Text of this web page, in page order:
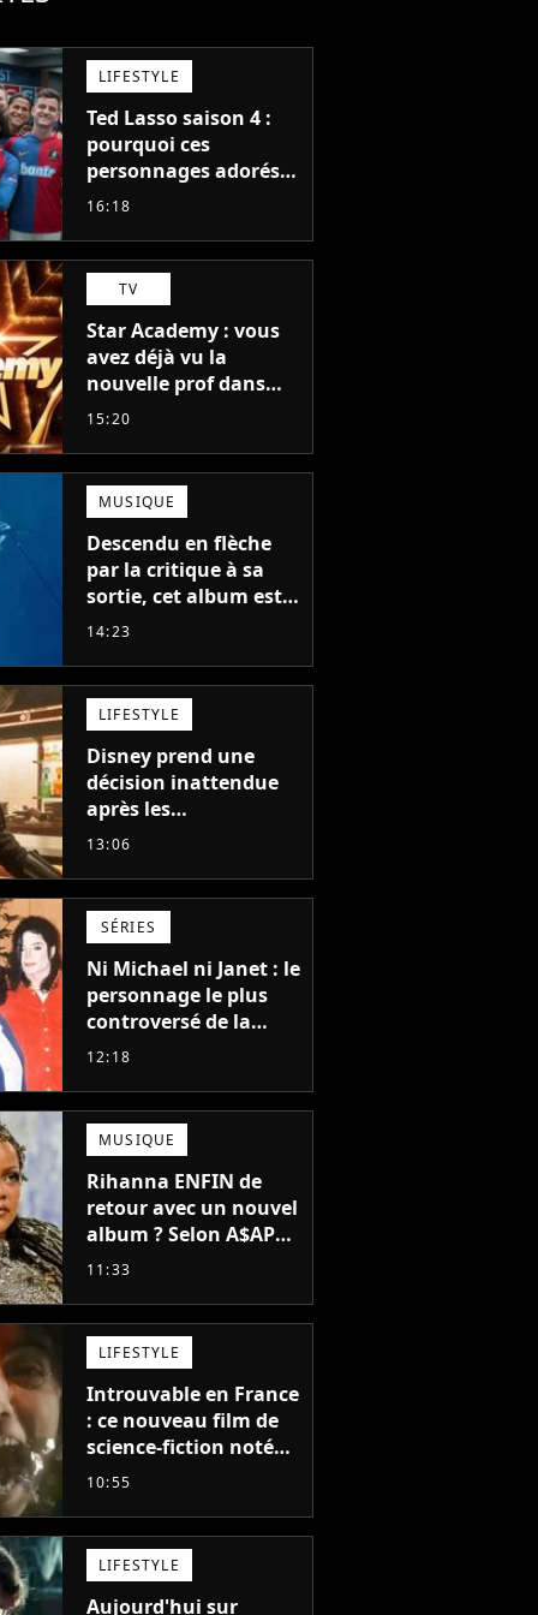
LIFESTYLE
Ted Lasso saison 4 :
pourquoi ces
personnages adorés
des fans ne sont pas
16:18
TV
Star Academy : vous
avez déjà vu la
nouvelle prof dans
The Voice et aux
15:20
MUSIQUE
Descendu en flèche
par la critique à sa
sortie, cet album est
en train de devenir le
auteur
14:23
LIFESTYLE
Disney prend une
décision inattendue
après les
"performances
et The Mandalorian &
Grogu au box-office
13:06
SÉRIES
Ni Michael ni Janet : le
personnage le plus
controversé de la
famille Jackson va
propre série
12:18
MUSIQUE
Rihanna ENFIN de
retour avec un nouvel
album ? Selon A$AP
Rocky, "c'est du
11:33
LIFESTYLE
Introuvable en France
: ce nouveau film de
science-fiction noté
55% est décrit comme
l'année"
10:55
LIFESTYLE
Aujourd'hui sur